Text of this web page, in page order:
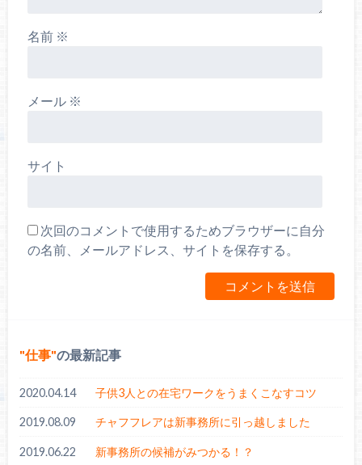
名前 ※
メール ※
サイト
次回のコメントで使用するためブラウザーに自分
の名前、メールアドレス、サイトを保存する。
仕事 の最新記事
2020.04.14 子供3人との在宅ワークをうまくこなすコツ
2019.08.09 チャフフレアは新事務所に引っ越しました
2019.06.22 新事務所の候補がみつかる！？